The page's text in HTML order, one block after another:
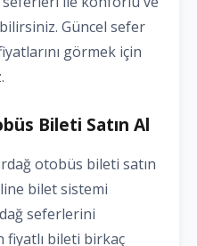
Güncel sefer
görmek için
Bileti Satın Al
otobüs bileti satın
bilet sistemi
seferlerini
fiyatlı bileti birkaç